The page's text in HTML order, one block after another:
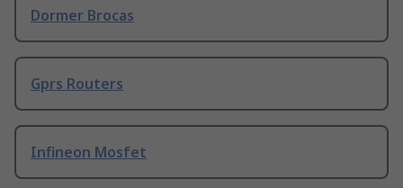
Dormer Brocas
Gprs Routers
Infineon Mosfet